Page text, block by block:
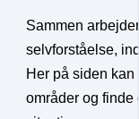
Sammen
selvforståelse,
Her på siden
områder og